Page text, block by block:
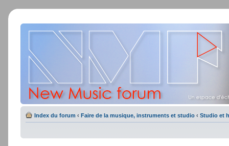
Index du forum ‹ Faire de la musique, instruments et studio ‹ Studio et